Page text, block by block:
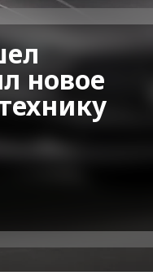
новое